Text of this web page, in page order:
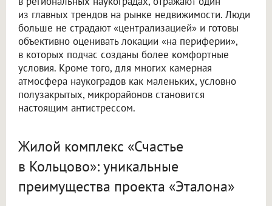
из главных трендов на рынке недвижимости. Люди
больше не страдают «централизацией» и готовы
объективно оценивать локации «на периферии»,
в которых подчас созданы более комфортные
условия. Кроме того, для многих камерная
атмосфера наукоградов как маленьких, условно
полузакрытых, микрорайонов становится
настоящим антистрессом.
Жилой комплекс «Счастье
в Кольцово»: уникальные
преимущества проекта «Эталона»